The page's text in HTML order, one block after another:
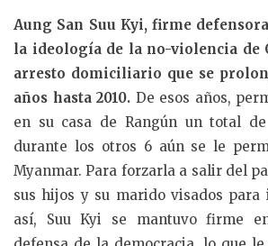
Aung San Suu Kyi, firme
la ideología de la no-violencia de
arresto domiciliario que se
años hasta 2010. De esos años,
en su casa de Rangún un total
durante los otros 6 aún se le
Myanmar. Para forzarla a salir del
sus hijos y su marido visados
así, Suu Kyi se mantuvo firme